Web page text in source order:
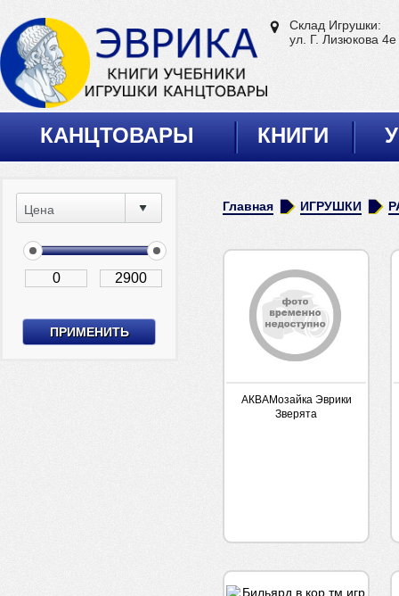
Склад Игрушки:
ул. Г. Лизюкова 4е
КАНЦТОВАРЫ КНИГИ
Цена Главная ИГРУШКИ
АКВАМозайка Эврики
Зверята